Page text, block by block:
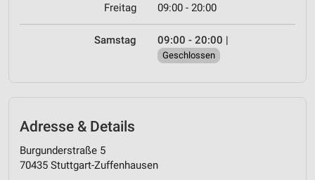
Freitag 09:00 - 20:00
Samstag 09:00 - 20:00 |
Geschlossen
Adresse & Details
Burgunderstraße 5
70435 Stuttgart-Zuffenhausen